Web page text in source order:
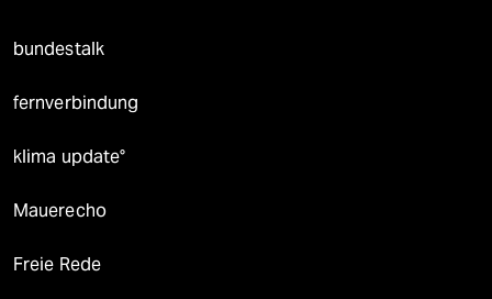
bundestalk
fernverbindung
klima update°
Mauerecho
Freie Rede